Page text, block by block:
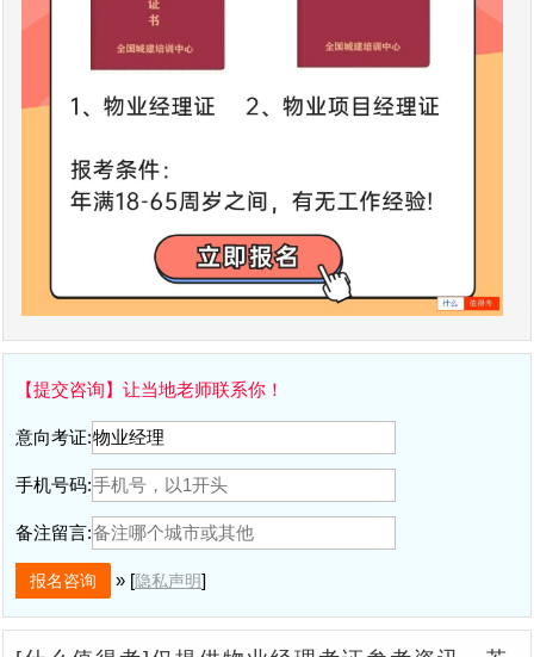
【提交咨询】让当地老师联系你！
意向考证:
手机号码:
备注留言:
» [隐私声明]